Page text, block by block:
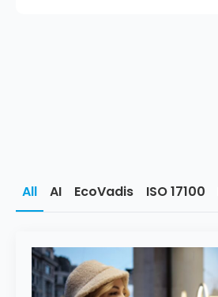
All AI EcoVadis ISO 17100